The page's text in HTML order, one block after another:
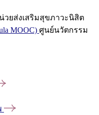
วยส่งเสริมสุขภาวะนิสิต
MOOC) ศูนย์นวัตกรรม